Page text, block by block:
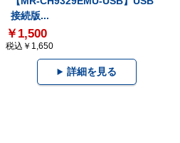
接続版...
￥1,500
税込￥1,650
詳細を見る